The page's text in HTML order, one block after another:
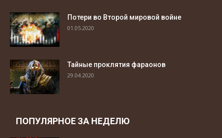
Потери во Второй мировой войне
01.05.2020
Тайные проклятия фараонов
29.04.2020
ПОПУЛЯРНОЕ ЗА НЕДЕЛЮ